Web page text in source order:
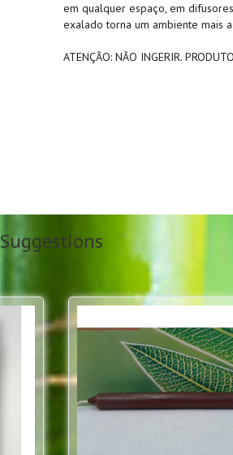
em qualquer espaço, em
exalado torna um ambiente mais
ATENÇÃO: NÃO INGERIR.
Suggestions